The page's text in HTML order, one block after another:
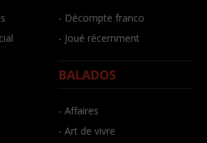
- Décompte franco
- Joué récemment
BALADOS
- Affaires
- Art de vivre